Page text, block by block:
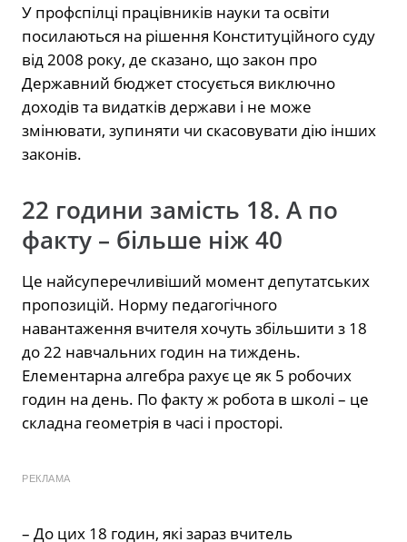
У профспілці працівників науки та освіти
посилаються на рішення Конституційного суду
від 2008 року, де сказано, що закон про
Державний бюджет стосується виключно
доходів та видатків держави і не може
змінювати, зупиняти чи скасовувати дію інших
законів.
22 години замість 18. А по
факту – більше ніж 40
Це найсуперечливіший момент депутатських
пропозицій. Норму педагогічного
навантаження вчителя хочуть збільшити з 18
до 22 навчальних годин на тиждень.
Елементарна алгебра рахує це як 5 робочих
годин на день. По факту ж робота в школі – це
складна геометрія в часі і просторі.
РЕКЛАМА
– До цих 18 годин, які зараз вчитель